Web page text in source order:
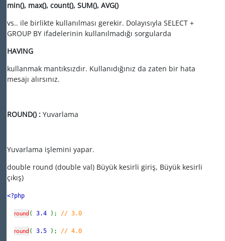
min(), max(), count(), SUM(), AVG()
vs.. ile birlikte kullanılması gerekir. Dolayısıyla SELECT +
GROUP BY ifadelerinin kullanılmadığı sorgularda
HAVING
kullanmak mantıksızdır. Kullanıdığınız da zaten bir hata
mesajı alırsınız.
ROUND() : Yuvarlama
Yuvarlama işlemini yapar.
double round (double val) Büyük kesirli giriş, Büyük kesirli
çıkış)
<?php
round( 3.4 ); // 3.0
round( 3.5 ); // 4.0